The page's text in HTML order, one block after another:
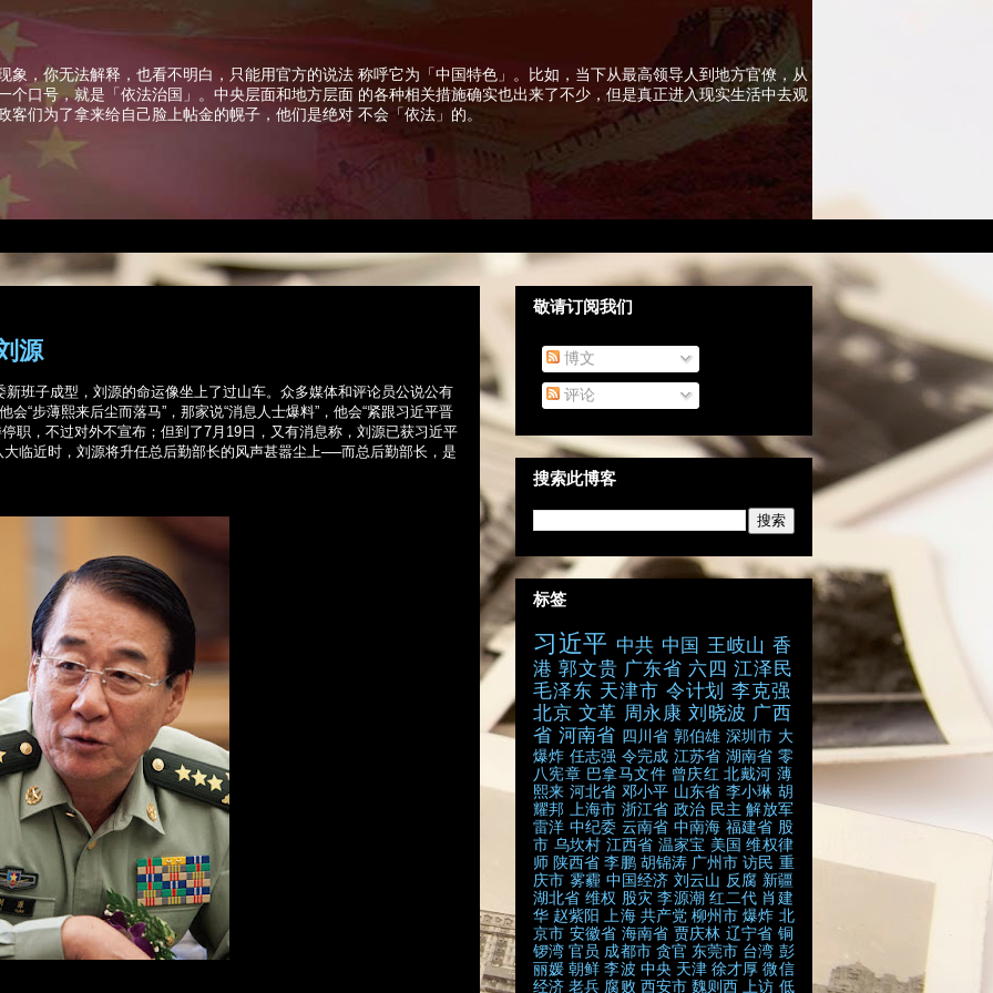
象，你无法解释，也看不明白，只能用官方的说法 称呼它为「中国特色」。比如，当下从最高领导人到地方官僚，从
个口号，就是「依法治国」。中央层面和地方层面 的各种相关措施确实也出来了不少，但是真正进入现实生活中去观
们为了拿来给自己脸上帖金的幌子，他们是绝对 不会「依法」的。
源
班子成型，刘源的命运像坐上了过山车。众多媒体和评论员公说公有
会“步薄熙来后尘而落马”，那家说“消息人士爆料”，他会“紧跟习近平晋
职，不过对外不宣布；但到了7月 19 日，又有消息称，刘源已获习近平
临近时，刘源将升任总后勤部长的风声甚嚣尘上──而总后勤部长，是
敬请订阅我们
博文
评论
搜索此博客
标签
习近平 中共 中国 王岐山 香
港 郭文贵 广东省 六四 江泽民
毛泽东 天津市 令计划 李克强
北京 文革 周永康 刘晓波 广西
省 河南省 四川省 郭伯雄 深圳市 大
爆炸 任志强 令完成 江苏省 湖南省 零
八宪章 巴拿马文件 曾庆红 北戴河 薄
熙来 河北省 邓小平 山东省 李小琳 胡
耀邦
上海市 浙江省 政治 民主 解放军
雷洋 中纪委 云南省 中南海 福建省 股
市 乌坎村 江西省 温家宝 美国 维权律
师 陕西省 李鹏 胡锦涛 广州市 访民 重
庆市 雾霾 中国经济 刘云山 反腐 新疆
湖北省 维权 股灾 李源潮 红二代 肖建
华 赵紫阳 上海 共产党 柳州市 爆炸 北
京市 安徽省 海南省 贾庆林 辽宁省 铜
锣湾 官员 成都市 贪官 东莞市 台湾 彭
丽媛 朝鲜 李波 中央 天津 徐才厚 微信
经济 老兵 腐败 西安市 魏则西 上访 低